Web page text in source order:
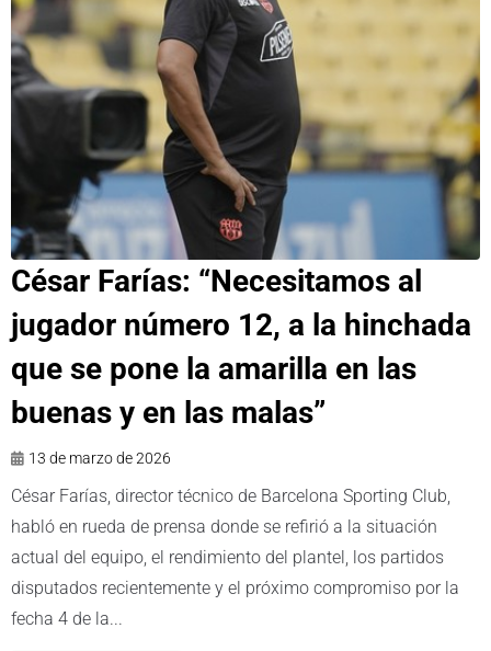
César Farías: “Necesitamos al
jugador número 12, a la hinchada
que se pone la amarilla en las
buenas y en las malas”
13 de marzo de 2026
César Farías, director técnico de Barcelona Sporting Club,
habló en rueda de prensa donde se refirió a la situación
actual del equipo, el rendimiento del plantel, los partidos
disputados recientemente y el próximo compromiso por la
fecha 4 de la...